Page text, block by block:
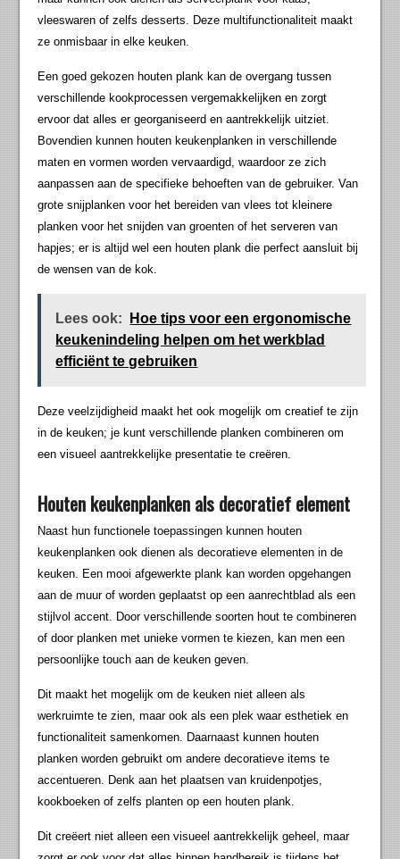
vleeswaren of zelfs desserts. Deze multifunctionaliteit maakt
ze onmisbaar in elke keuken.
Een goed gekozen houten plank kan de overgang tussen
verschillende kookprocessen vergemakkelijken en zorgt
ervoor dat alles er georganiseerd en aantrekkelijk uitziet.
Bovendien kunnen houten keukenplanken in verschillende
maten en vormen worden vervaardigd, waardoor ze zich
aanpassen aan de specifieke behoeften van de gebruiker. Van
grote snijplanken voor het bereiden van vlees tot kleinere
planken voor het snijden van groenten of het serveren van
hapjes; er is altijd wel een houten plank die perfect aansluit bij
de wensen van de kok.
Lees ook:
Hoe tips voor een ergonomische
keukenindeling helpen om het werkblad
efficiënt te gebruiken
Deze veelzijdigheid maakt het ook mogelijk om creatief te zijn
in de keuken; je kunt verschillende planken combineren om
een visueel aantrekkelijke presentatie te creëren.
Houten keukenplanken als decoratief element
Naast hun functionele toepassingen kunnen houten
keukenplanken ook dienen als decoratieve elementen in de
keuken. Een mooi afgewerkte plank kan worden opgehangen
aan de muur of worden geplaatst op een aanrechtblad als een
stijlvol accent. Door verschillende soorten hout te combineren
of door planken met unieke vormen te kiezen, kan men een
persoonlijke touch aan de keuken geven.
Dit maakt het mogelijk om de keuken niet alleen als
werkruimte te zien, maar ook als een plek waar esthetiek en
functionaliteit samenkomen. Daarnaast kunnen houten
planken worden gebruikt om andere decoratieve items te
accentueren. Denk aan het plaatsen van kruidenpotjes,
kookboeken of zelfs planten op een houten plank.
Dit creëert niet alleen een visueel aantrekkelijk geheel, maar